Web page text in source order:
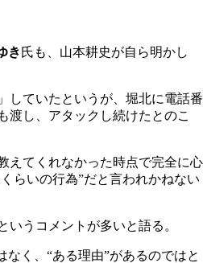
き氏も、山本耕史が自ら明かし
していたというが、堀北に電話番
渡し、アタックし続けたとのこ
えてくれなかった時点で完全に心
らいの行為”だと言われかねない
うコメントが多いと語る。
く、“ある理由”があるのではと